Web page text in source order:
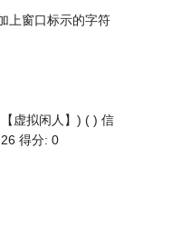
上窗口标示的字符
虚拟闲人】) ( ) 信
得分: 0